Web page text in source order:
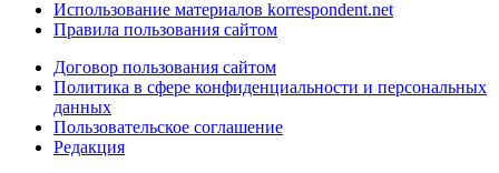
Использование материалов korrespondent.net
Правила пользования сайтом
Договор пользования сайтом
Политика в сфере конфиденциальности и персональных
данных
Пользовательское соглашение
Редакция